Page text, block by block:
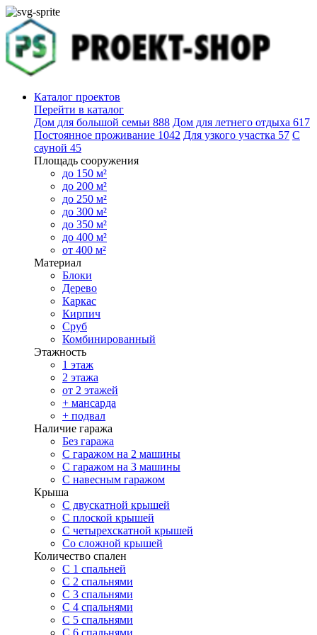
Каталог проектов
Перейти в каталог
Дом для большой семьи 888 Дом для летнего отдыха 617
Постоянное проживание 1042 Для узкого участка 57 С
сауной 45
Площадь сооружения
до 150 м²
до 200 м²
до 250 м²
до 300 м²
до 350 м²
до 400 м²
от 400 м²
Материал
Блоки
Дерево
Каркас
Кирпич
Сруб
Комбинированный
Этажность
1 этаж
2 этажа
от 2 этажей
+ мансарда
+ подвал
Наличие гаража
Без гаража
С гаражом на 2 машины
С гаражом на 3 машины
С навесным гаражом
Крыша
С двускатной крышей
С плоской крышей
С четырехскатной крышей
Со сложной крышей
Количество спален
С 1 спальней
С 2 спальнями
С 3 спальнями
С 4 спальнями
С 5 спальнями
С 6 спальнями